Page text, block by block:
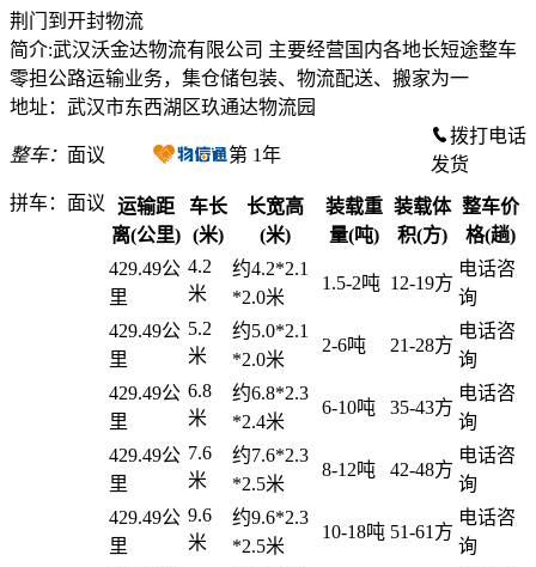
荆门到开封物流
简介:武汉沃金达物流有限公司 主要经营国内各地长短途整车
零担公路运输业务，集仓储包装、物流配送、搬家为一
地址：武汉市东西湖区玖通达物流园
整车： 面议
拼车： 面议
第 1年
拨打电话
发货
运输距
离(公里)
车长
(米)
长宽高
(米)
装载重
量(吨)
装载体
积(方)
整车价
格(趟)
429.49公
里
4.2
米
约4.2*2.1
*2.0米
1.5-2吨 12-19方
电话咨
询
429.49公
里
5.2
米
约5.0*2.1
*2.0米
2-6吨 21-28方
电话咨
询
429.49公
里
6.8
米
约6.8*2.3
*2.4米
6-10吨 35-43方
电话咨
询
429.49公
里
7.6
米
约7.6*2.3
*2.5米
8-12吨 42-48方
电话咨
询
429.49公
里
9.6
米
约9.6*2.3
*2.5米
10-18吨 51-61方
电话咨
询